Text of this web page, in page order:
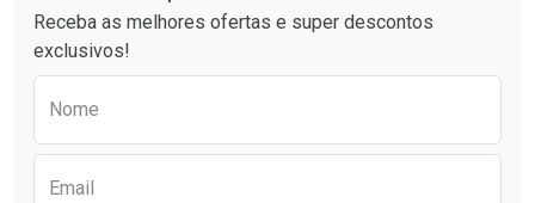
Receba as melhores ofertas e super descontos
exclusivos!
Nome
Email